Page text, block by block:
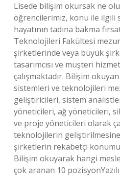
Lisede bilişim okursak ne
öğrencilerimiz, konu ile ilgili
hayatının tadına bakma
Teknolojileri Fakültesi
şirketlerinde veya büyük
tasarımcısı ve müşteri
çalışmaktadır. Bilişim
sistemleri ve teknolojileri
geliştiricileri, sistem
yöneticileri, ağ yöneticileri,
ve proje yöneticileri olarak
teknolojilerin
şirketlerin rekabetçi
Bilişim okuyarak hangi
çok aranan 10